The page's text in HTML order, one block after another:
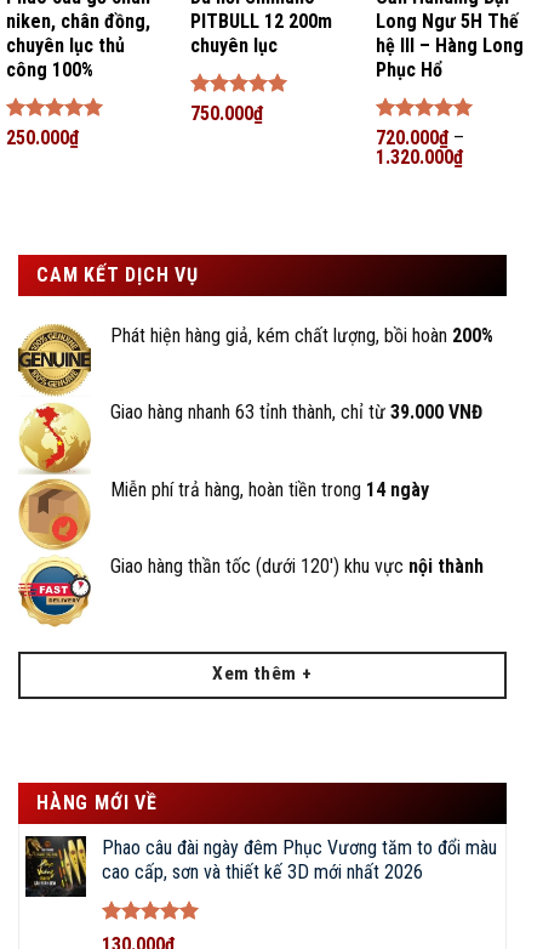
niken, chân đồng,
chuyên lục thủ
công 100%
Được xếp
250.000₫
PITBULL 12 200m
chuyên lục
Được xếp
750.000₫
Long Ngư 5H Thế
hệ III – Hàng Long
Phục Hổ
Được xếp
hạng 55
720.000₫–
1.320.000₫
CAM KẾT DỊCH VỤ
Phát hiện hàng giả, kém chất lượng, bồi hoàn 200%
Giao hàng nhanh 63 tỉnh thành, chỉ từ 39.000 VNĐ
Miễn phí trả hàng, hoàn tiền trong 14 ngày
Giao hàng thần tốc (dưới 120') khu vực nội thành
Xem thêm +
HÀNG MỚI VỀ
Phao câu đài ngày đêm Phục Vương tăm to đổi màu
cao cấp, sơn và thiết kế 3D mới nhất 2026
Được xếp